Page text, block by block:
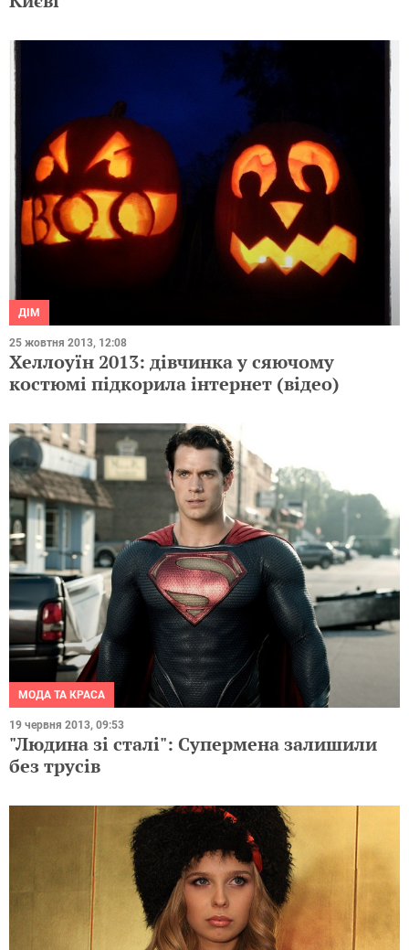
ДІМ
25 жовтня 2013, 12:08
Хеллоуїн 2013: дівчинка у сяючому
костюмі підкорила інтернет (відео)
МОДА ТА КРАСА
19 червня 2013, 09:53
"Людина зі сталі": Супермена залишили
без трусів